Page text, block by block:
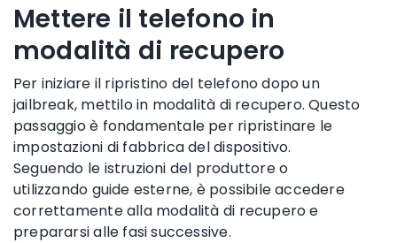
Mettere il telefono in
modalità di recupero
Per iniziare il ripristino del telefono dopo un
jailbreak, mettilo in modalità di recupero. Questo
passaggio è fondamentale per ripristinare le
impostazioni di fabbrica del dispositivo.
Seguendo le istruzioni del produttore o
utilizzando guide esterne, è possibile accedere
correttamente alla modalità di recupero e
prepararsi alle fasi successive.